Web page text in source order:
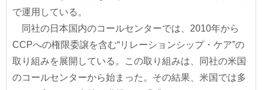
で運用している。
同社の日本国内のコールセンターでは、2010年から
CCPへの権限委譲を含む“リレーションシップ・ケア”の
取り組みを展開している。この取り組みは、同社の米国
のコールセンターから始まった。その結果、米国では多